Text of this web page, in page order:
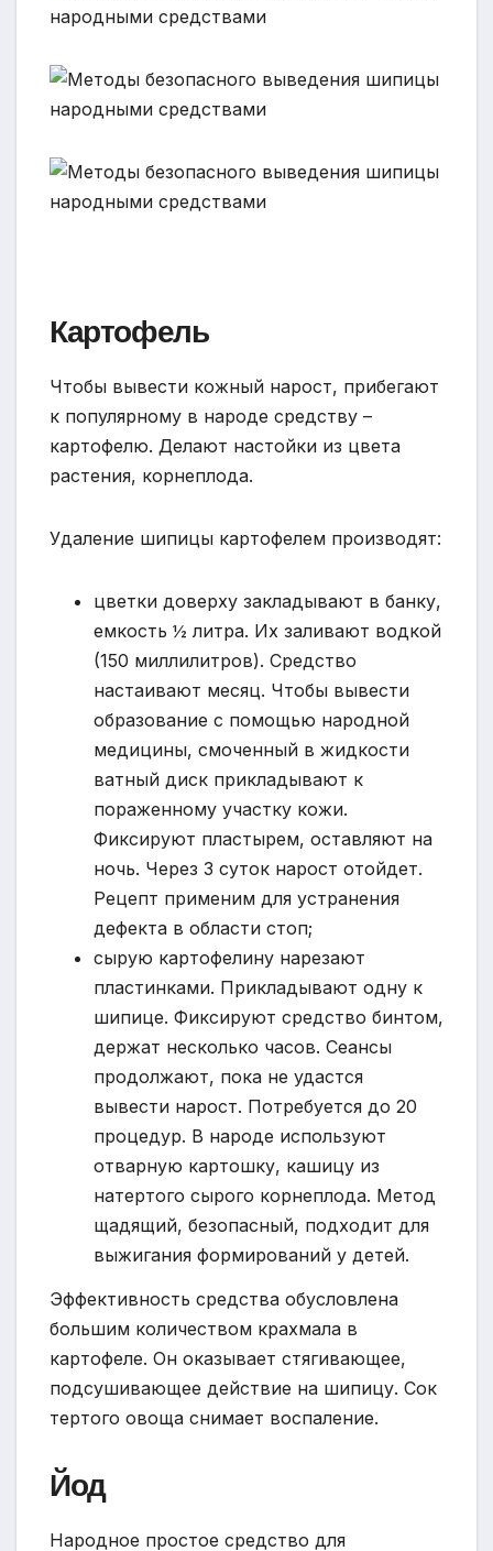
Картофель
Чтобы вывести кожный нарост, прибегают
к популярному в народе средству –
картофелю. Делают настойки из цвета
растения, корнеплода.
Удаление шипицы картофелем производят:
цветки доверху закладывают в банку,
емкость ½ литра. Их заливают водкой
(150 миллилитров). Средство
настаивают месяц. Чтобы вывести
образование с помощью народной
медицины, смоченный в жидкости
ватный диск прикладывают к
пораженному участку кожи.
Фиксируют пластырем, оставляют на
ночь. Через 3 суток нарост отойдет.
Рецепт применим для устранения
дефекта в области стоп;
сырую картофелину нарезают
пластинками. Прикладывают одну к
шипице. Фиксируют средство бинтом,
держат несколько часов. Сеансы
продолжают, пока не удастся
вывести нарост. Потребуется до 20
процедур. В народе используют
отварную картошку, кашицу из
натертого сырого корнеплода. Метод
щадящий, безопасный, подходит для
выжигания формирований у детей.
Эффективность средства обусловлена
большим количеством крахмала в
картофеле. Он оказывает стягивающее,
подсушивающее действие на шипицу. Сок
тертого овоща снимает воспаление.
Йод
Народное простое средство для